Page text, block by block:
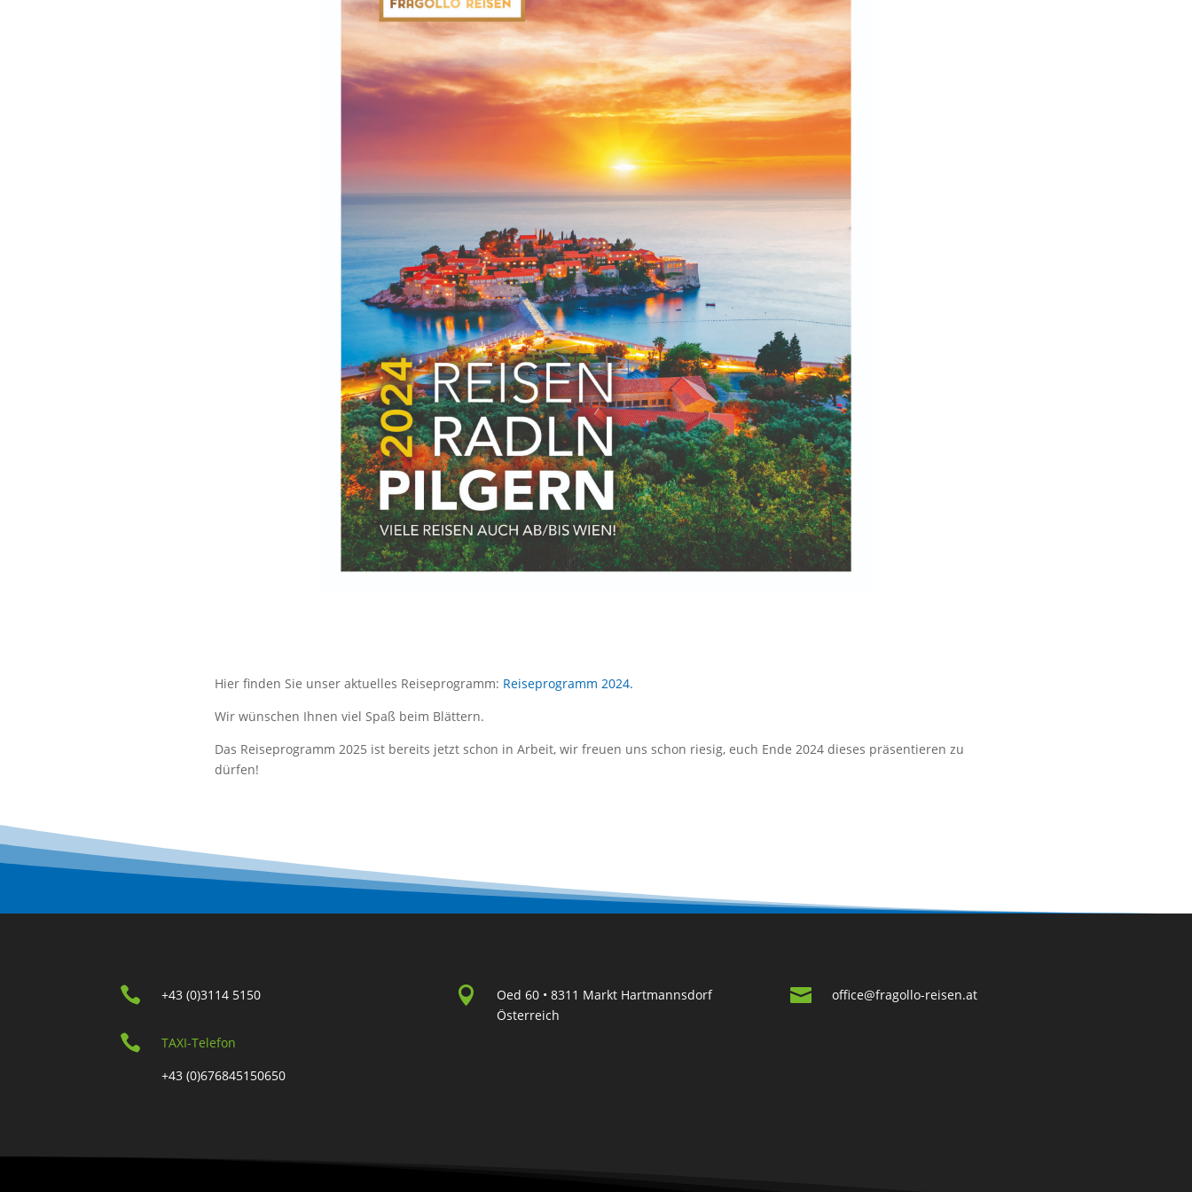
Hier finden Sie unser aktuelles Reiseprogramm: Reiseprogramm 2024.
Wir wünschen Ihnen viel Spaß beim Blättern.
Das Reiseprogramm 2025 ist bereits jetzt schon in Arbeit, wir freuen uns schon riesig, euch Ende 2024 dieses präsentieren zu
dürfen!
 +43 (0)3114 5150

TAXI-Telefon
+43 (0)676845150650

Oed 60 • 8311 Markt Hartmannsdorf
Österreich
 office@fragollo-reisen.at